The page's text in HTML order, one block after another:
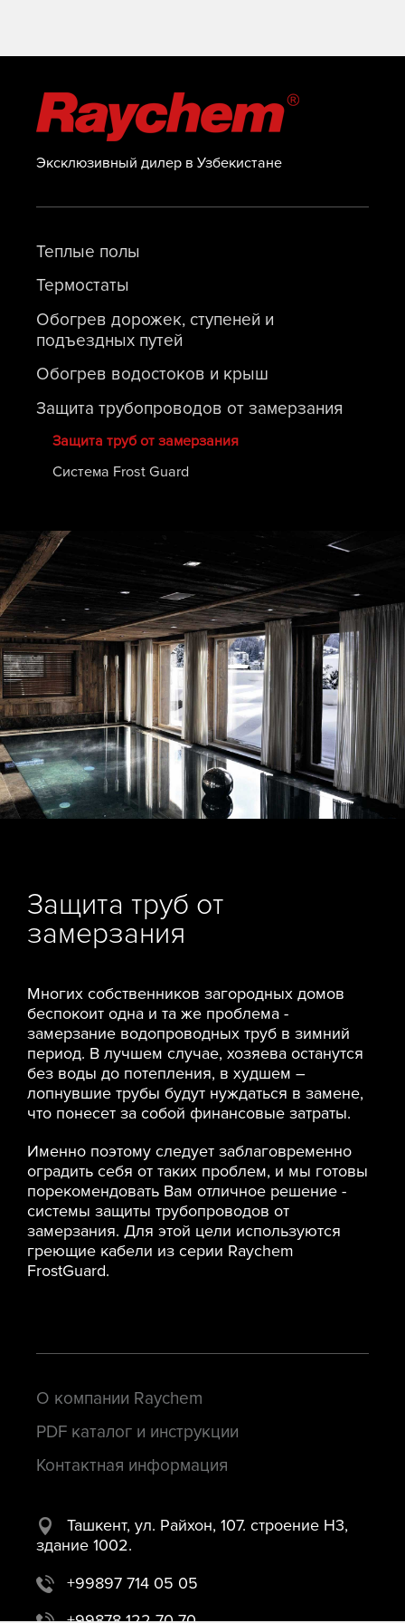
Эксклюзивный дилер в Узбекистане
Теплые полы
Термостаты
Обогрев дорожек, ступеней и
подъездных путей
Обогрев водостоков и крыш
Защита трубопроводов от замерзания
Защита труб от замерзания
Система Frost Guard
Защита труб от
замерзания
Многих собственников загородных домов
беспокоит одна и та же проблема -
замерзание водопроводных труб в зимний
период. В лучшем случае, хозяева останутся
без воды до потепления, в худшем –
лопнувшие трубы будут нуждаться в замене,
что понесет за собой финансовые затраты.
Именно поэтому следует заблаговременно
оградить себя от таких проблем, и мы готовы
порекомендовать Вам отличное решение -
системы защиты трубопроводов от
замерзания. Для этой цели используются
греющие кабели из серии Raychem
FrostGuard.
О компании Raychem
PDF каталог и инструкции
Контактная информация
Ташкент, ул. Райхон, 107. строение H3,
здание 1002.
+99897 714 05 05